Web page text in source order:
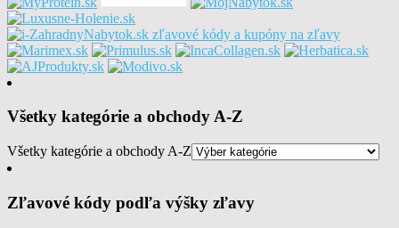
Všetky kategórie a obchody A-Z
Všetky kategórie a obchody A-Z
Zľavové kódy podľa výšky zľavy